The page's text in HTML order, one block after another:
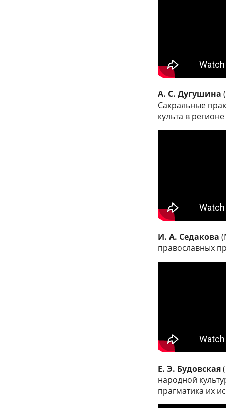
А. С. Дугушина
Сакральные
культа в
И. А. Седакова
православных
Е. Э. Будовская
народной
прагматика их